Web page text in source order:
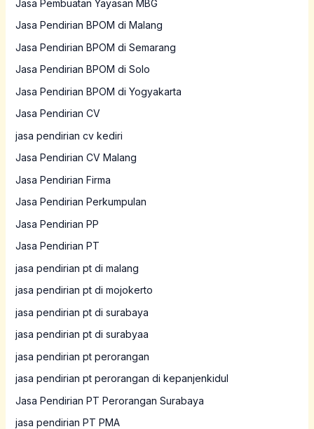
Jasa Pembuatan Yayasan MBG
Jasa Pendirian BPOM di Malang
Jasa Pendirian BPOM di Semarang
Jasa Pendirian BPOM di Solo
Jasa Pendirian BPOM di Yogyakarta
Jasa Pendirian CV
jasa pendirian cv kediri
Jasa Pendirian CV Malang
Jasa Pendirian Firma
Jasa Pendirian Perkumpulan
Jasa Pendirian PP
Jasa Pendirian PT
jasa pendirian pt di malang
jasa pendirian pt di mojokerto
jasa pendirian pt di surabaya
jasa pendirian pt di surabyaa
jasa pendirian pt perorangan
jasa pendirian pt perorangan di kepanjenkidul
Jasa Pendirian PT Perorangan Surabaya
jasa pendirian PT PMA